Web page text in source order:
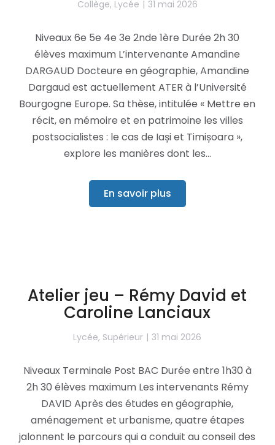
Collège, Lycée 31 mai 2026
Niveaux 6e 5e 4e 3e 2nde 1ère Durée 2h 30
élèves maximum L’intervenante Amandine
DARGAUD Docteure en géographie, Amandine
Dargaud est actuellement ATER à l’Université
Bourgogne Europe. Sa thèse, intitulée « Mettre en
récit, en mémoire et en patrimoine les villes
postsocialistes : le cas de Iași et Timișoara »,
explore les manières dont les…
En savoir plus
Atelier jeu – Rémy David et
Caroline Lanciaux
Lycée, Supérieur 31 mai 2026
Niveaux Terminale Post BAC Durée entre 1h30 à
2h 30 élèves maximum Les intervenants Rémy
DAVID Après des études en géographie,
aménagement et urbanisme, quatre étapes
jalonnent le parcours qui a conduit au conseil des